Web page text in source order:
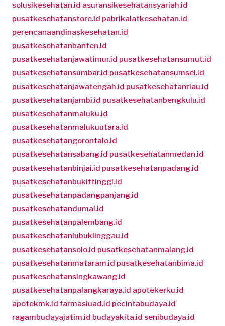
solusikesehatan.id asuransikesehatansyariah.id
pusatkesehatanstore.id pabrikalatkesehatan.id
perencanaandinaskesehatan.id
pusatkesehatanbanten.id
pusatkesehatanjawatimur.id pusatkesehatansumut.id
pusatkesehatansumbar.id pusatkesehatansumsel.id
pusatkesehatanjawatengah.id pusatkesehatanriau.id
pusatkesehatanjambi.id pusatkesehatanbengkulu.id
pusatkesehatanmaluku.id
pusatkesehatanmalukuutara.id
pusatkesehatangorontalo.id
pusatkesehatansabang.id pusatkesehatanmedan.id
pusatkesehatanbinjai.id pusatkesehatanpadang.id
pusatkesehatanbukittinggi.id
pusatkesehatanpadangpanjang.id
pusatkesehatandumai.id
pusatkesehatanpalembang.id
pusatkesehatanlubuklinggau.id
pusatkesehatansolo.id pusatkesehatanmalang.id
pusatkesehatanmataram.id pusatkesehatanbima.id
pusatkesehatansingkawang.id
pusatkesehatanpalangkaraya.id apotekerku.id
apotekmk.id farmasiuad.id pecintabudaya.id
ragambudayajatim.id budayakita.id senibudaya.id